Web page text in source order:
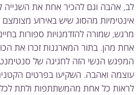
אהבה וגם להכיר אחת את השנייה
מהסוג שיש באירוע מצומצם
שמורה להזדמנויות ספורות בחיים
מהן. בתור המארגנות זכרו את הכוח
הנשי הזה לחגיגה של
ואהבה. השקיעו בפרטים הקטנים
כל אחת מהמשתתפות ולתת לכל